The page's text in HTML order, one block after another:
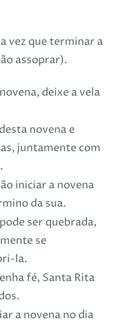
vez que terminar a
assoprar).
deixe a vela
novena e
juntamente com
iniciar a novena
da sua.
ser quebrada,
se
la.
fé, Santa Rita
a novena no dia